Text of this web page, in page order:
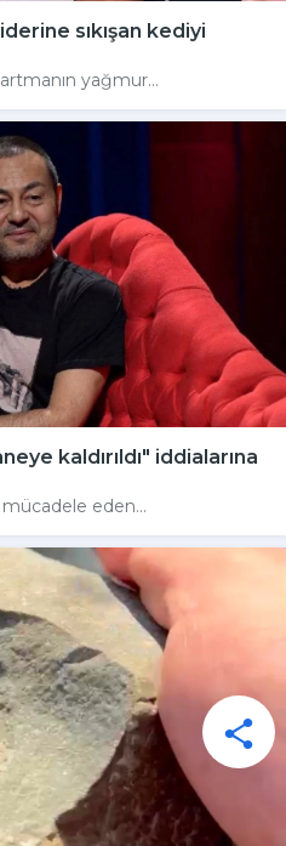
sıkışan kediyi
yağmur...
kaldırıldı" iddialarına
mücadele eden...